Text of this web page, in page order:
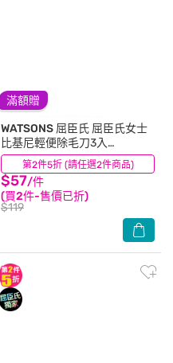
滿額贈
第2件5折 (請任選2件商品)
WATSONS 屈臣氏 屈臣氏女士
比基尼輕便除毛刀3入
(AW2023)
$57/件
(買2件-售價已折)
$119
(8)